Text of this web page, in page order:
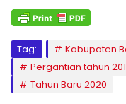
Tag: Kabupaten
Pergantian tahun
Tahun Baru 2020